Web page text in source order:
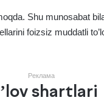
Shu munosabat
foizsiz muddatli
Реклама
shartlari